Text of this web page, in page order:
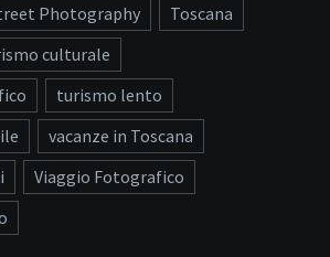
Photography
Toscana
culturale
turismo lento
vacanze in Toscana
Viaggio Fotografico